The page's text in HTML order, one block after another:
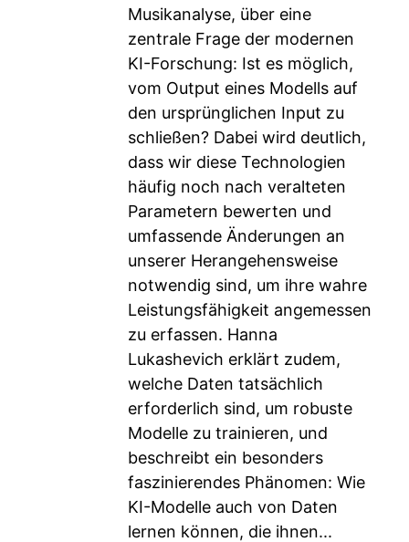
Musikanalyse, über eine
zentrale Frage der modernen
KI-Forschung: Ist es möglich,
vom Output eines Modells auf
den ursprünglichen Input zu
schließen? Dabei wird deutlich,
dass wir diese Technologien
häufig noch nach veralteten
Parametern bewerten und
umfassende Änderungen an
unserer Herangehensweise
notwendig sind, um ihre wahre
Leistungsfähigkeit angemessen
zu erfassen. Hanna
Lukashevich erklärt zudem,
welche Daten tatsächlich
erforderlich sind, um robuste
Modelle zu trainieren, und
beschreibt ein besonders
faszinierendes Phänomen: Wie
KI-Modelle auch von Daten
lernen können, die ihnen...